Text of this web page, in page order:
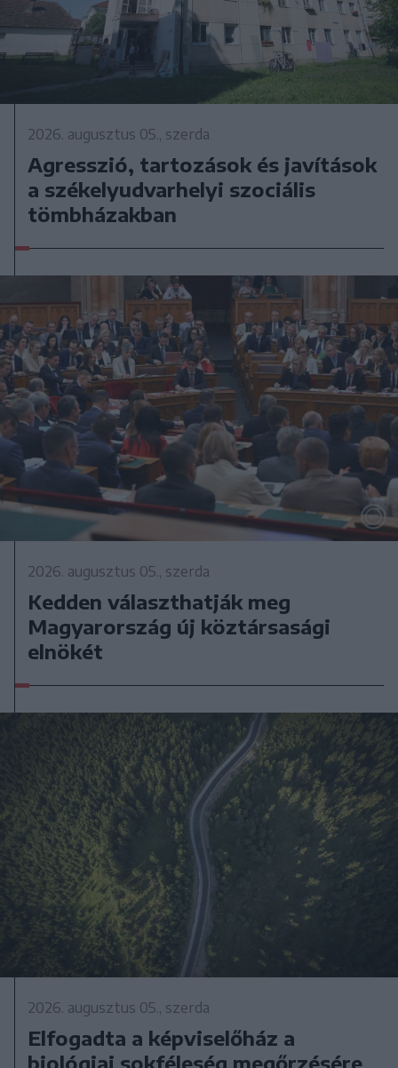
2026. augusztus 05., szerda
Agresszió, tartozások és javítások
a székelyudvarhelyi szociális
tömbházakban
2026. augusztus 05., szerda
Kedden választhatják meg
Magyarország új köztársasági
elnökét
2026. augusztus 05., szerda
Elfogadta a képviselőház a
biológiai sokféleség megőrzésére